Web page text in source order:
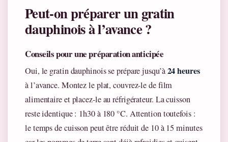
Peut-on préparer un gratin
dauphinois à l’avance ?
Conseils pour une préparation anticipée
Oui, le gratin dauphinois se prépare jusqu’à24 heures
à l’avance. Montez le plat, couvrez-le de film
alimentaire et placez-le au réfrigérateur. La cuisson
reste identique : 1h30 à 180 °C. Attention toutefois :
le temps de cuisson peut être réduit de 10 à 15 minutes